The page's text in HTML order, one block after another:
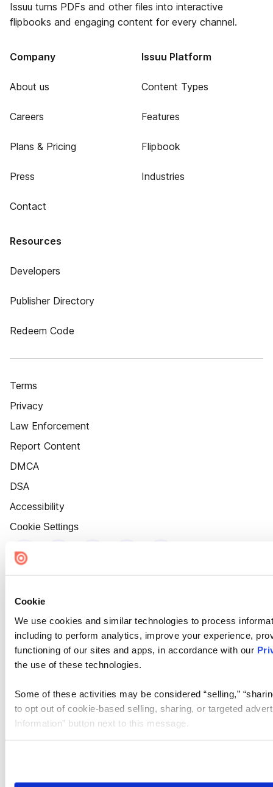
Cookie
We use cookies and similar technologies to process
including to perform analytics, improve your experience,
functioning of our sites and apps, in accordance with our
the use of these technologies.
Some of these activities may be considered “selling,”
to opt out of cookie-based selling, sharing, or targeted
Information” button next to this message.
need to be set again.
Issuu turns PDFs and other files into interactive
flipbooks and engaging content for every channel.
Company
About us
Careers
Plans & Pricing
Press
Contact
Issuu Platform
Content Types
Features
Flipbook
Industries
Resources
Developers
Publisher Directory
Redeem Code
Terms
Privacy
Law Enforcement
Report Content
DMCA
DSA
Accessibility
Cookie Settings